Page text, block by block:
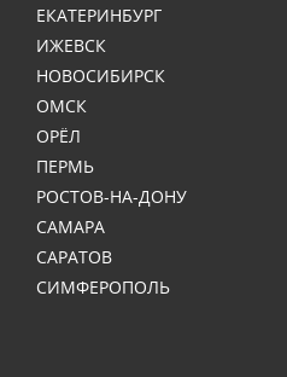
ЕКАТЕРИНБУРГ
ИЖЕВСК
НОВОСИБИРСК
ОМСК
ОРЁЛ
ПЕРМЬ
РОСТОВ-НА-ДОНУ
САМАРА
САРАТОВ
СИМФЕРОПОЛЬ